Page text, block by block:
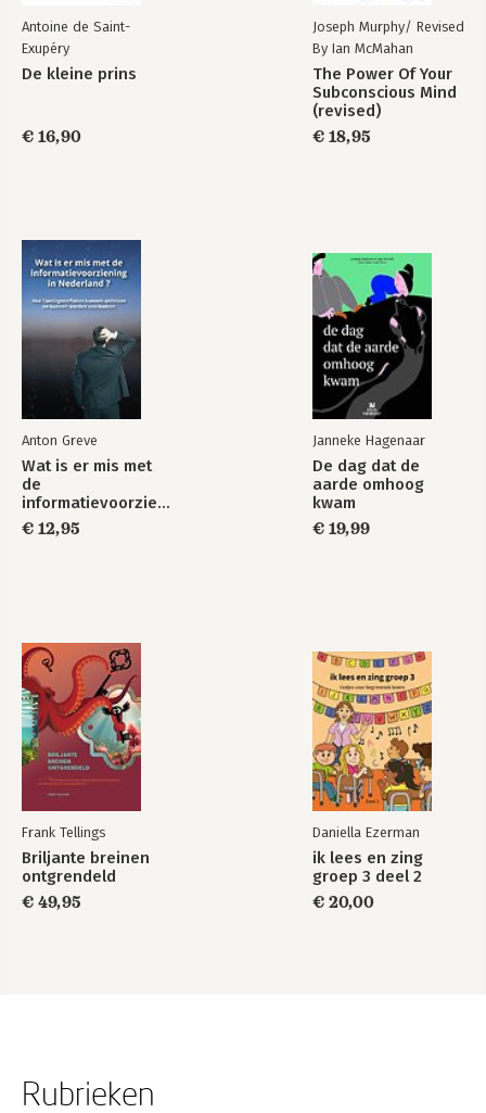
Antoine de Saint-
Exupéry
De kleine prins
€ 16,90
Joseph Murphy/ Revised
By Ian McMahan
The Power Of Your
Subconscious Mind
(revised)
€ 18,95
Anton Greve
Wat is er mis met
de
informatievoorziening
in Nederland ?
€ 12,95
Janneke Hagenaar
De dag dat de
aarde omhoog
kwam
€ 19,99
Frank Tellings
Briljante breinen
ontgrendeld
€ 49,95
Daniella Ezerman
ik lees en zing
groep 3 deel 2
€ 20,00
Rubrieken